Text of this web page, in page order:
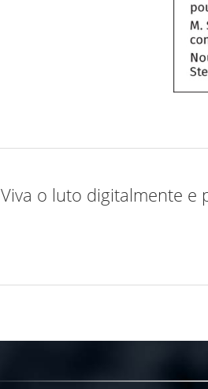
Viva o luto digitalmente e